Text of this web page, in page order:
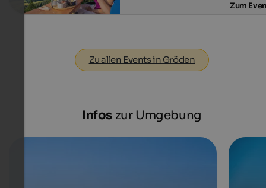
Zum
Zu allen Events in Gröden
Infos zur Umgebung